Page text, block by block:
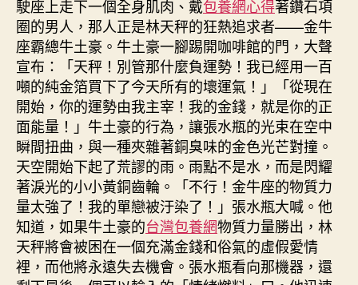
駛座上走下一個全身肌肉、戴包養網心得著鑽石項
圈的男人，那人正是林天秤的狂熱追求者——金牛
座霸總牛土豪。牛土豪一腳踢開咖啡館的門，大聲
宣布：「天秤！別管那什麼負運勢！我已經用一百
噸的純金箔買下了今天所有的壞運氣！」「從現在
開始，你的運勢由我主宰！我的金錢，就是你的正
面能量！」牛土豪的行為，讓張水瓶的光束在空中
瞬間扭曲，與一種夾雜著銅臭味的金色光芒對撞。
天空開始下起了荒謬的雨。雨點不是水，而是閃耀
著淚光的小小黃銅齒輪。「不行！金牛座的物質力
量太強了！我的單戀被汙染了！」張水瓶大喊。他
知道，如果牛土豪的台灣包養網物質力量勝出，林
天秤將會被困在一個充滿金錢和俗氣的虛假愛情
裡，而他將永遠失去機會。張水瓶看向那機器，還